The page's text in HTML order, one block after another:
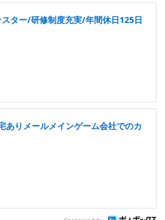
ター/研修制度充実/年間休日125日
ありメールメインゲーム会社でのカ